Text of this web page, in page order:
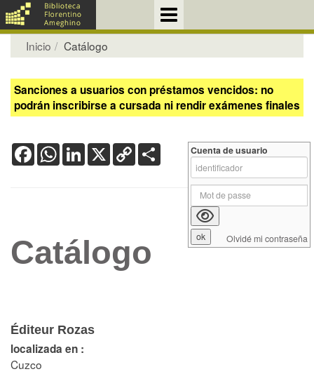
Inicio Catálogo
Sanciones a usuarios con préstamos vencidos: no
podrán inscribirse a cursada ni rendir exámenes finales
FacebookWhatsApp
LinkedIn
X Copy
Link
Catálogo
Éditeur Rozas
localizada en :
Cuzco
Cuenta de usuario
Olvidé mi contraseña